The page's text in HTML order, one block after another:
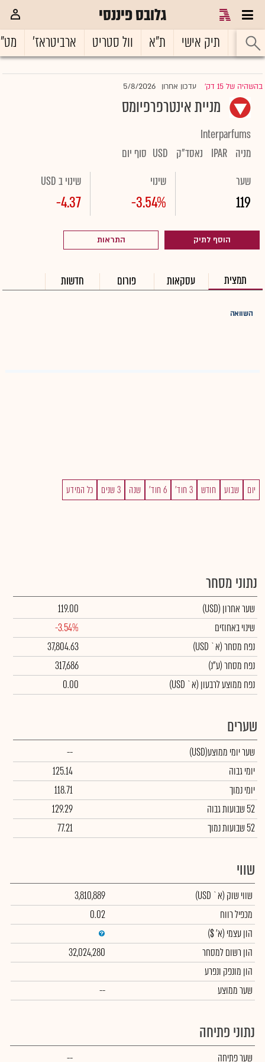
גלובס פיננסי
ראשי תיק אישי ת"א וול סטריט ארביטראז'
בהשהיה של 15 דק' |עדכון אחרון 5/8/2026
מניית אינטרפרפיומס
Interparfums
מניה IPAR נאסד"ק USD סוף יום
שער
119
שינוי
-3.54%
שינוי ב USD
-4.37
הוסף לתיק התראות
תמצית עסקאות פורום חדשות
השוואה
יום שבוע חודש 3 חוד' 6 חוד' שנה 3 שנים כל המידע
נתוני מסחר
שער אחרון (USD)
119.00
שינוי באחוזים
-3.54%
נפח מסחר(א` USD)
37,804.63
נפח מסחר(ע"נ)
317,686
נפח ממוצע לרבעון (א` USD)
0.00
שערים
שער יומי ממוצע(USD)
--
יומי גבוה
125.14
יומי נמוך
118.71
52 שבועות גבוה
129.29
52 שבועות נמוך
77.21
שווי
שווי שוק (א` USD)
3,810,889
מכפיל רווח
0.02
הון עצמי (א' $)
הון רשום למסחר
32,024,280
הון מונפק ונפרע
שער ממוצע
--
נתוני פתיחה
שער פתיחה --